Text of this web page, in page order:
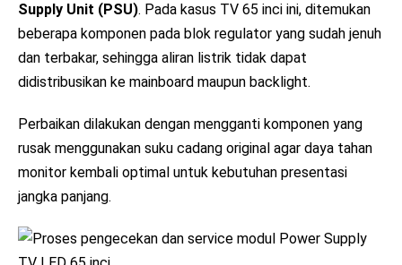
Supply Unit (PSU). Pada kasus TV 65 inci ini, ditemukan
beberapa komponen pada blok regulator yang sudah jenuh
dan terbakar, sehingga aliran listrik tidak dapat
didistribusikan ke mainboard maupun backlight.
Perbaikan dilakukan dengan mengganti komponen yang
rusak menggunakan suku cadang original agar daya tahan
monitor kembali optimal untuk kebutuhan presentasi
jangka panjang.